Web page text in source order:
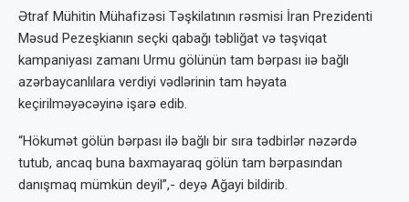
Ətraf Mühitin Mühafizəsi Təşkilatının rəsmisi İran Prezidenti
Məsud Pezeşkianın seçki qabağı təbliğat və təşviqat
kampaniyası zamanı Urmu gölünün tam bərpası iıə bağlı
azərbaycanlılara verdiyi vədlərinin tam həyata
keçirilməyəcəyinə işarə edib.
“Hökumət gölün bərpası ilə bağlı bir sıra tədbirlər nəzərdə
tutub, ancaq buna baxmayaraq gölün tam bərpasından
danışmaq mümkün deyil”,- deyə Ağayi bildirib.